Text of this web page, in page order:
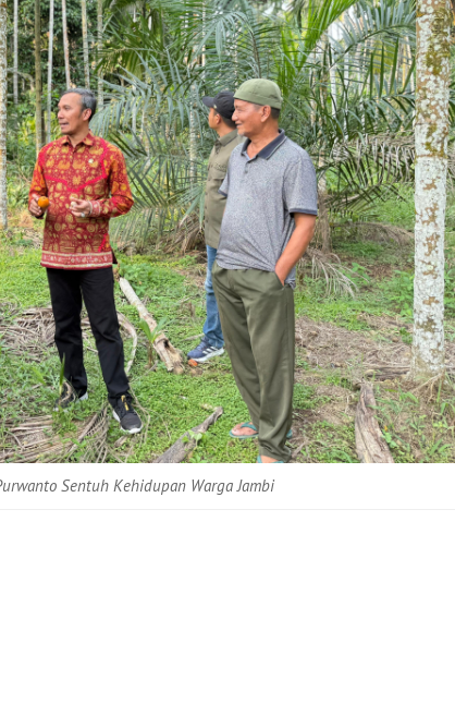
Sentuh Kehidupan Warga Jambi